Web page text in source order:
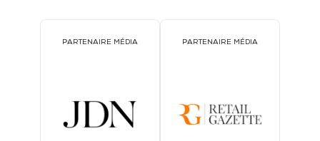
PARTENAIRE MÉDIA PARTENAIRE MÉDIA